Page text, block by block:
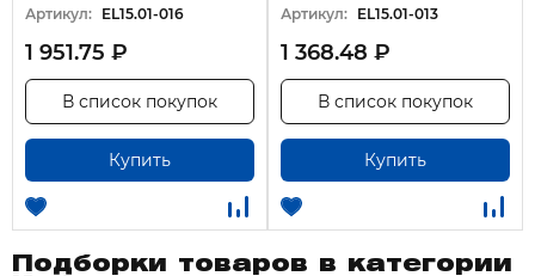
Артикул: EL15.01-016
1 951.75 ₽
Купить
В список покупок
Артикул: EL15.01-013
1 368.48 ₽
Купить
В список покупок
Подборки товаров в категории